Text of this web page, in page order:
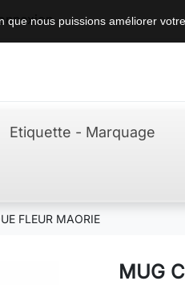
Etiquette - Marquage
FLEUR MAORIE
MUG
nous puissions améliorer